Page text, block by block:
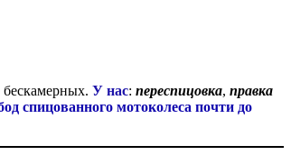
У нас: переспицовка, правка
спицованного мотоколеса почти до